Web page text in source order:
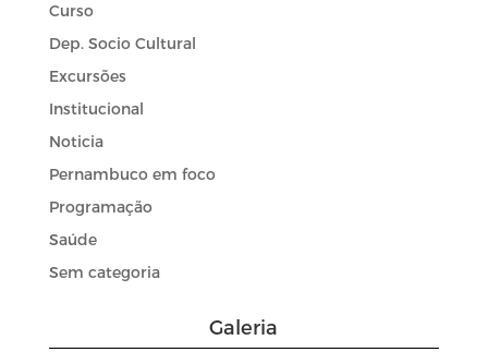
Curso
Dep. Socio Cultural
Excursões
Institucional
Noticia
Pernambuco em foco
Programação
Saúde
Sem categoria
Galeria